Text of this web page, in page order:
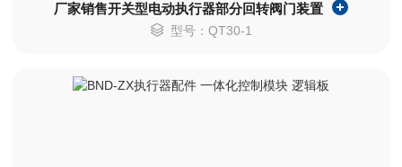
厂家销售开关型电动执行器部分回转阀门装置
型号：QT30-1